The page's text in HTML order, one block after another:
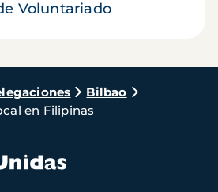
Voluntariado
Bilbao
en Filipinas